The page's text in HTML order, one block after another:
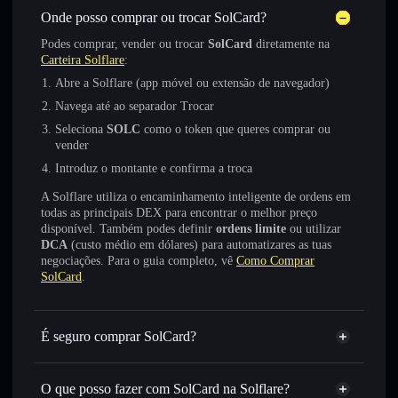
Onde posso comprar ou trocar SolCard?
Podes comprar, vender ou trocar SolCard diretamente na
Carteira Solflare:
Abre a Solflare (app móvel ou extensão de navegador)
Navega até ao separador Trocar
Seleciona SOLC como o token que queres comprar ou
vender
Introduz o montante e confirma a troca
A Solflare utiliza o encaminhamento inteligente de ordens em
todas as principais DEX para encontrar o melhor preço
disponível. Também podes definir ordens limite ou utilizar
DCA (custo médio em dólares) para automatizares as tuas
negociações. Para o guia completo, vê Como Comprar
SolCard.
É seguro comprar SolCard?
SolCard token verificado
O que posso fazer com SolCard na Solflare?